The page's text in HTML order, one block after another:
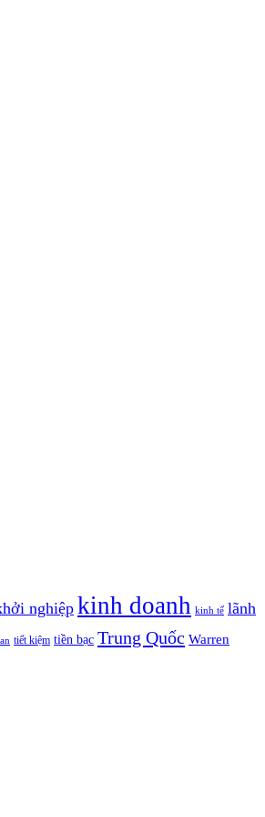
nghiệpkinh doanh kinh tế lãnh
tiết kiệm tiền bạc Trung Quốc Warren